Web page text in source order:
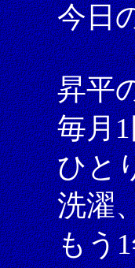
今日
昇平
毎月
ひと
洗濯
もう